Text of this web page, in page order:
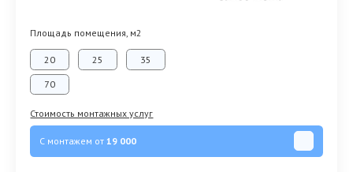
Площадь помещения, м2
20 25 35
70
Стоимость монтажных услуг
С монтажем от19 000